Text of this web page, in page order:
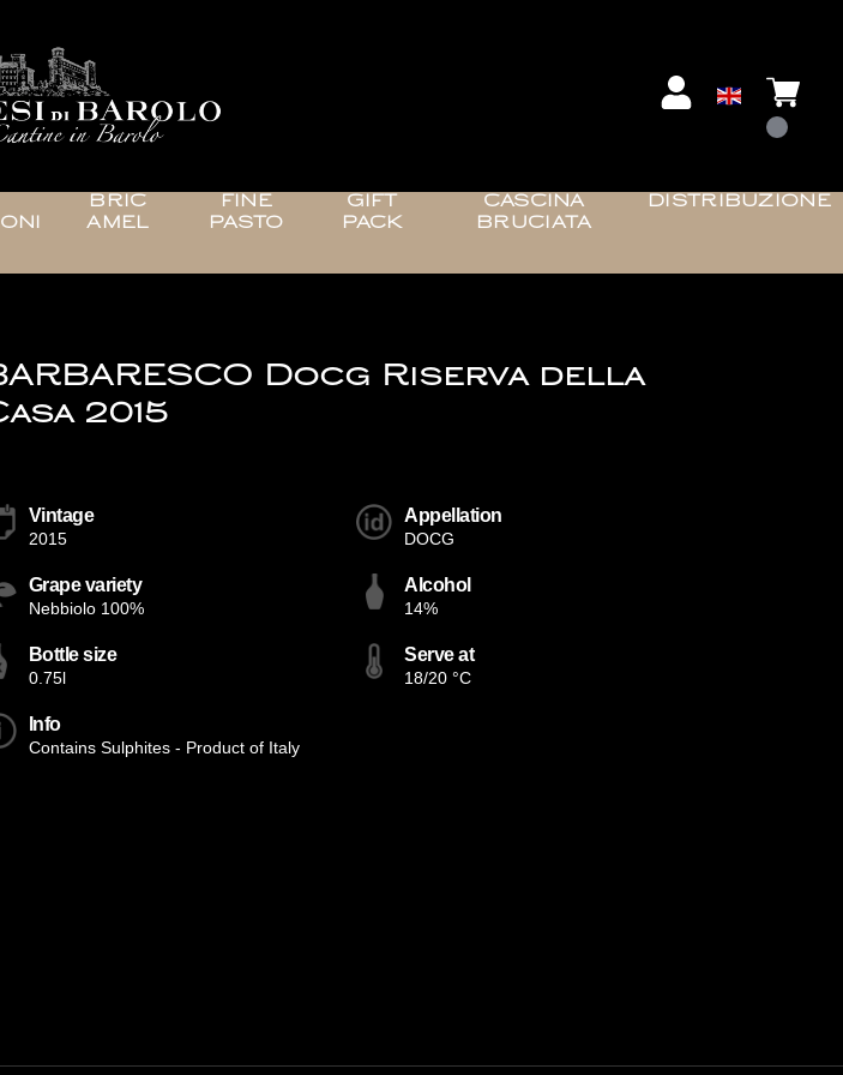
BRIC
AMEL
FINE
PASTO
GIFT
PACK
CASCINA
BRUCIATA
DISTRIBUZIONE
Docg Riserva della
2015
Vintage
2015
Appellation
DOCG
Grape variety
Nebbiolo 100%
Alcohol
14%
Bottle size
0.75l
Serve at
18/20 °C
Info
Contains Sulphites - Product of Italy